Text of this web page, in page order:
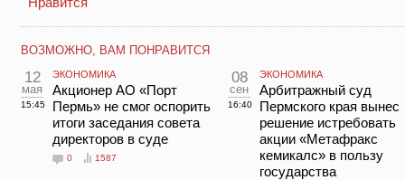
ВОЗМОЖНО, ВАМ ПОНРАВИТСЯ
12
мая
15:45
ЭКОНОМИКА
Акционер АО «Порт
Пермь» не смог оспорить
итоги заседания совета
директоров в суде
0 1587
08
сен
16:40
ЭКОНОМИКА
Арбитражный суд
Пермского края вынес
решение истребовать
акции «Метафракс
кемикалс» в пользу
государства